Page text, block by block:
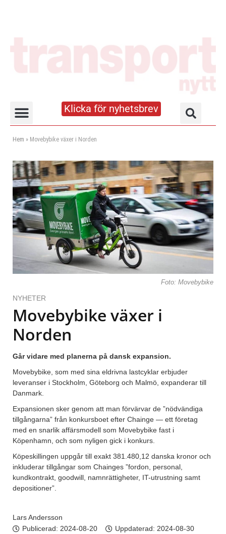
Klicka för nyhetsbrev
Hem » Movebybike växer i Norden
Foto: Movebybike
NYHETER
Movebybike växer i
Norden
Går vidare med planerna på dansk expansion.
Movebybike, som med sina eldrivna lastcyklar erbjuder
leveranser i Stockholm, Göteborg och Malmö, expanderar till
Danmark.
Expansionen sker genom att man förvärvar de ”nödvändiga
tillgångarna” från konkursboet efter Chainge — ett företag
med en snarlik affärsmodell som Movebybike fast i
Köpenhamn, och som nyligen gick i konkurs.
Köpeskillingen uppgår till exakt 381.480,12 danska kronor och
inkluderar tillgångar som Chainges ”fordon, personal,
kundkontrakt, goodwill, namnrättigheter, IT-utrustning samt
depositioner”.
Lars Andersson
Publicerad: 2024-08-20 Uppdaterad: 2024-08-30